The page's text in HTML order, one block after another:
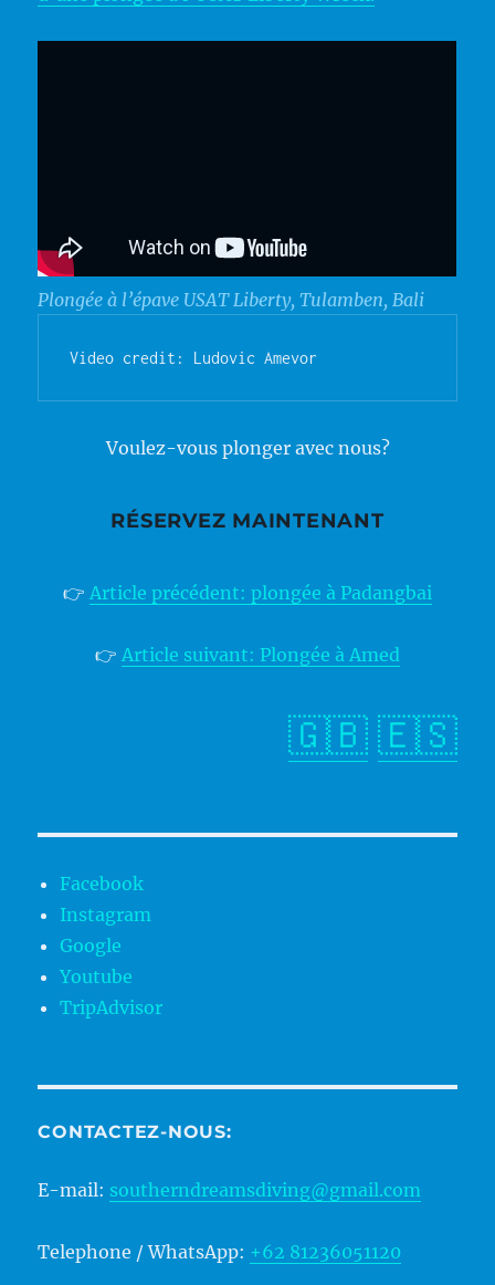
Plongée à l’épave USAT Liberty, Tulamben, Bali
Video credit: Ludovic Amevor
Voulez-vous plonger avec nous?
RÉSERVEZ MAINTENANT
👉 Article précédent: plongée à Padangbai
👉 Article suivant: Plongée à Amed
🇬🇧 🇪🇸
Facebook
Instagram
Google
Youtube
TripAdvisor
CONTACTEZ-NOUS:
E-mail: southerndreamsdiving@gmail.com
Telephone / WhatsApp: +62 81236051120